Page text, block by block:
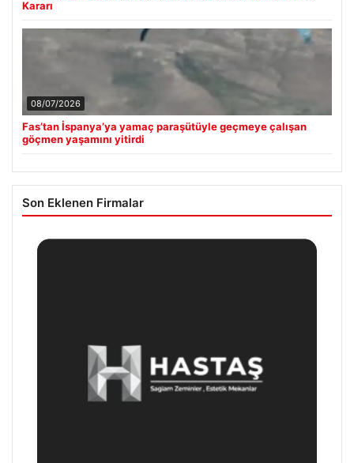
Kararı
08/07/2026
Fas’tan İspanya’ya yamaç paraşütüyle geçmeye çalışan
göçmen yaşamını yitirdi
Son Eklenen Firmalar